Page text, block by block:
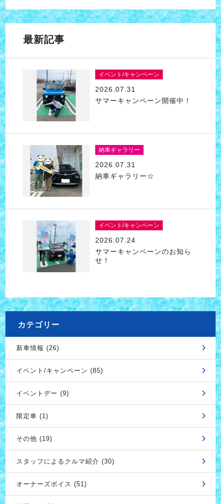
最新記事
イベント/キャンペーン
2026.07.31
サマーキャンペーン開催中！
納車ギャラリー
2026.07.31
納車ギャラリー☆
イベント/キャンペーン
2026.07.24
サマーキャンペーンのお知ら
せ！
カテゴリー
新車情報 (26)
イベント/キャンペーン (85)
イベントデー (9)
限定車 (1)
その他 (19)
スタッフによるクルマ紹介 (30)
オーナーズボイス (51)